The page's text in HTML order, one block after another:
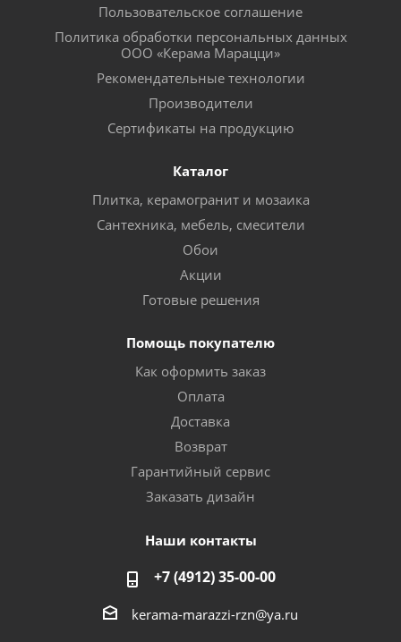
Пользовательское соглашение
Политика обработки персональных данных
ООО «Керама Марацци»
Рекомендательные технологии
Производители
Сертификаты на продукцию
Каталог
Плитка, керамогранит и мозаика
Сантехника, мебель, смесители
Обои
Акции
Готовые решения
Помощь покупателю
Как оформить заказ
Оплата
Доставка
Возврат
Гарантийный сервис
Заказать дизайн
Наши контакты
+7 (4912) 35-00-00
kerama-marazzi-rzn@ya.ru